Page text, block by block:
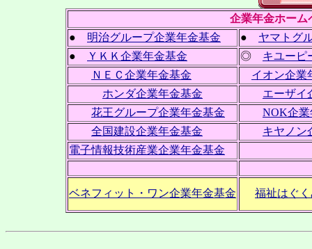
企業年金ホーム
● 明治グループ企業年金基金 ● ヤマトグ
●
ＹＫＫ企業年金基金 ◎ キユーピ
ＮＥＣ企業年金基金
イオン企業
ホンダ企業年金基金
エーザイ
花王グループ企業年金基金
NOK企
全国建設企業年金基金
キヤノン
電子情報技術産業企業年金基金
ベネフィット・ワン企業年金基金 福祉はぐ